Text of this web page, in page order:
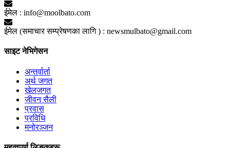
ईमेल : info@moolbato.com
ईमेल (समाचार सम्प्रेषणका लागि ) : newsmulbato@gmail.com
साइट नेभिगेसन
अन्तर्वार्ता
अर्थ जगत
खेलजगत
जीवन सैली
प्रवास
प्रविधि
मनोरञ्जन